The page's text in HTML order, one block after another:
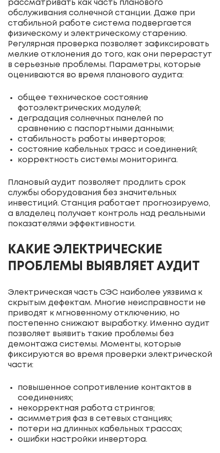
рассматривать как часть планового
обслуживания солнечной станции. Даже при
стабильной работе система подвергается
физическому и электрическому старению.
Регулярная проверка позволяет зафиксировать
мелкие отклонения до того, как они перерастут
в серьезные проблемы. Параметры, которые
оцениваются во время планового аудита:
общее техническое состояние
фотоэлектрических модулей;
деградация солнечных панелей по
сравнению с паспортными данными;
стабильность работы инверторов;
состояние кабельных трасс и соединений;
корректность системы мониторинга.
Плановый аудит позволяет продлить срок
службы оборудования без значительных
инвестиций. Станция работает прогнозируемо,
а владелец получает контроль над реальными
показателями эффективности.
КАКИЕ ЭЛЕКТРИЧЕСКИЕ
ПРОБЛЕМЫ ВЫЯВЛЯЕТ АУДИТ
Электрическая часть СЭС наиболее уязвима к
скрытым дефектам. Многие неисправности не
приводят к мгновенному отключению, но
постепенно снижают выработку. Именно аудит
позволяет выявить такие проблемы без
демонтажа системы. Моменты, которые
фиксируются во время проверки электрической
части:
повышенное сопротивление контактов в
соединениях;
некорректная работа стрингов;
асимметрия фаз в сетевых станциях;
потери на длинных кабельных трассах;
ошибки настройки инвертора.